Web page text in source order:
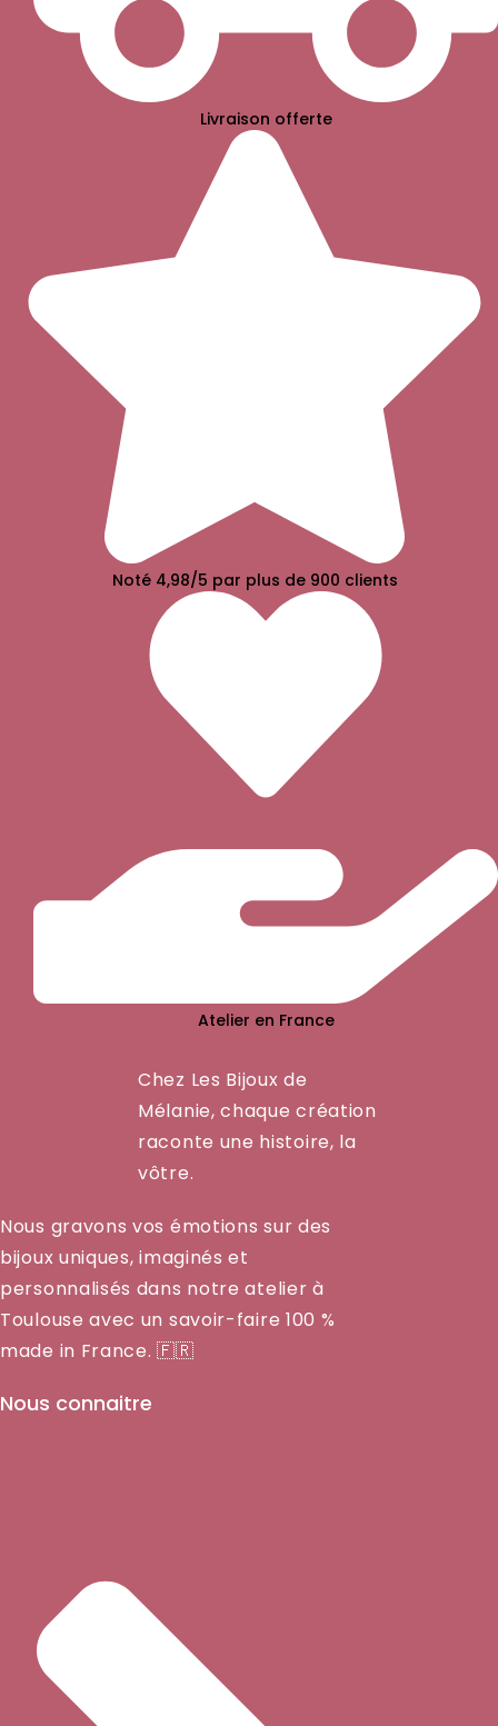
Livraison offerte
Noté 4,98/5 par plus de 900 clients
Atelier en France
Chez Les Bijoux de
Mélanie, chaque création
raconte une histoire, la
vôtre.
Nous gravons vos émotions sur des
bijoux uniques, imaginés et
personnalisés dans notre atelier à
Toulouse avec un savoir-faire 100 %
made in France. 🇫🇷
Nous connaitre